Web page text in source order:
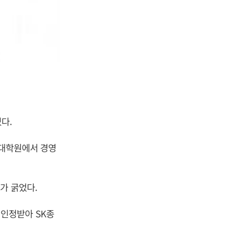
.
학원에서 경영
굵었다.
정받아 SK종